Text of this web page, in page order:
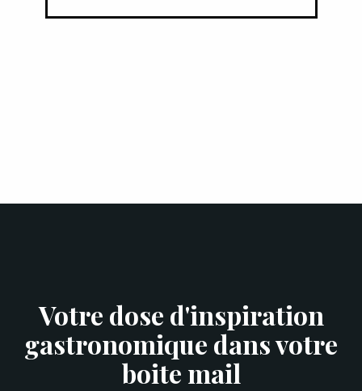
Votre dose d'inspiration
gastronomique dans votre
boite mail